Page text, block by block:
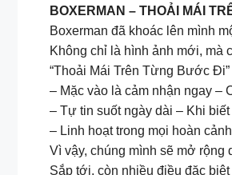
BOXERMAN – THOẢI MÁI
Boxerman đã khoác lên mình
Không chỉ là hình ảnh mới, mà
“Thoải Mái Trên Từng Bước
– Mặc vào là cảm nhận ngay –
– Tự tin suốt ngày dài – Khi
– Linh hoạt trong mọi hoàn
Vì vậy, chúng mình sẽ mở rộng
Sắp tới, còn nhiều điều đặc